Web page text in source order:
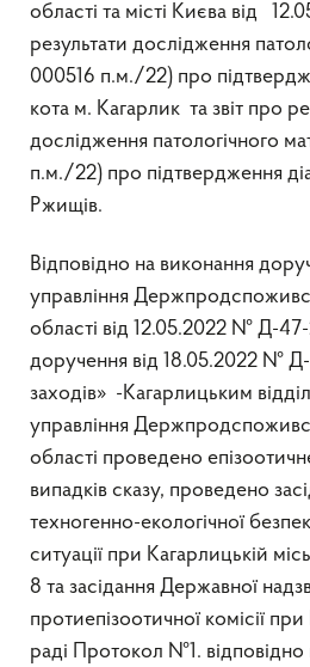
області та місті Києва від
результати дослідження
000516 п.м./22) про
кота м. Кагарлик та звіт про
дослідження патологічного
п.м./22) про підтвердження
Ржищів.
Відповідно на виконання
управління
області від 12.05.2022 № Д-
доручення від 18.05.2022 №
заходів» -Кагарлицьким
управління
області проведено
випадків сказу, проведено
техногенно-екологічної
ситуації при Кагарлицькій
8 та засідання Державної
протиепізоотичної комісії
раді Протокол №1.